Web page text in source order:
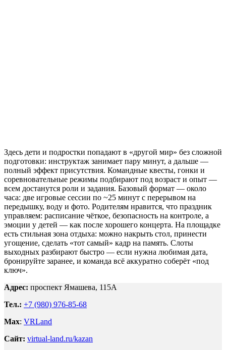
Здесь дети и подростки попадают в «другой мир» без сложной
подготовки: инструктаж занимает пару минут, а дальше —
полный эффект присутствия. Командные квесты, гонки и
соревновательные режимы подбирают под возраст и опыт —
всем достанутся роли и задания. Базовый формат — около
часа: две игровые сессии по ~25 минут с перерывом на
передышку, воду и фото. Родителям нравится, что праздник
управляем: расписание чёткое, безопасность на контроле, а
эмоции у детей — как после хорошего концерта. На площадке
есть стильная зона отдыха: можно накрыть стол, принести
угощение, сделать «тот самый» кадр на память. Слоты
выходных разбирают быстро — если нужна любимая дата,
бронируйте заранее, и команда всё аккуратно соберёт «под
ключ».
Адрес: проспект Ямашева, 115А
Тел.: +7 (980) 976-85-68
Max: VRLand
Сайт: virtual-land.ru/kazan